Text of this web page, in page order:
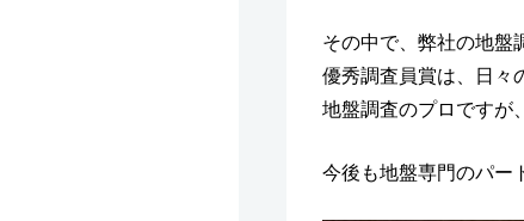
その中で、弊社の地盤
優秀調査員賞は、日々
地盤調査のプロですが
今後も地盤専門のパー